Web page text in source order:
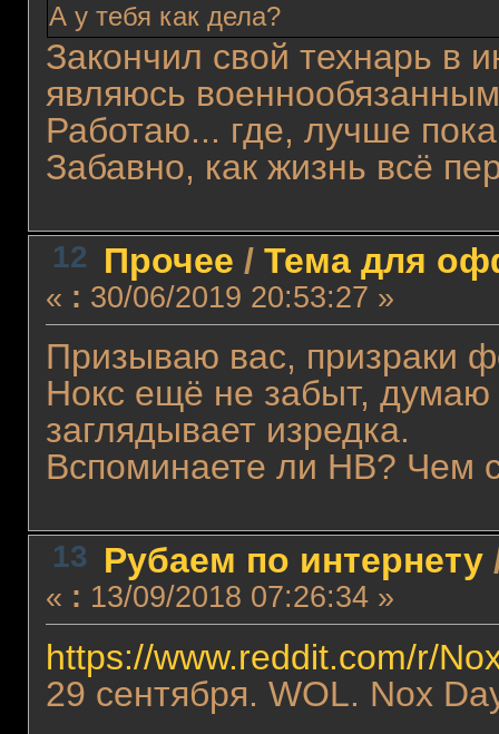
А у тебя как дела?
Закончил свой технарь
являюсь
Работаю... где, лучше
Забавно, как жизнь всё
12 Прочее / Тема для
« : 30/06/2019 20:53:27 »
Призываю вас, призраки
Нокс ещё не забыт,
заглядывает изредка.
Вспоминаете ли НВ? Чем
13 Рубаем по интернету
« : 13/09/2018 07:26:34 »
https://www.reddit.com/r/
29 сентября. WOL. Nox